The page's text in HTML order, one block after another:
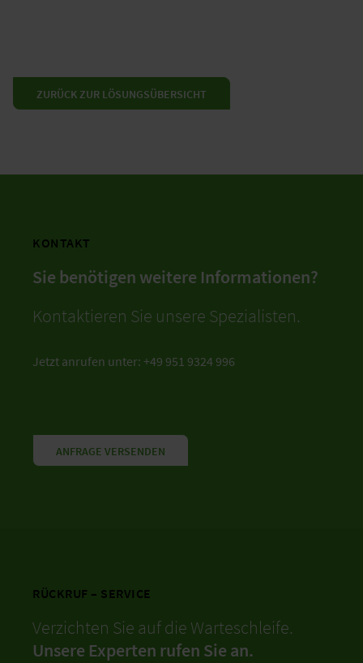
ZURÜCK ZUR LÖSUNGSÜBERSICHT
KONTAKT
Sie benötigen weitere Informationen?
Kontaktieren Sie unsere Spezialisten.
Jetzt anrufen unter: +49 951 9324 996
ANFRAGE VERSENDEN
RÜCKRUF – SERVICE
Verzichten Sie auf die Warteschleife.
Unsere Experten rufen Sie an.